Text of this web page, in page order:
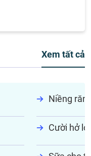
Xem tất cả
Niềng
Cười hở lợi